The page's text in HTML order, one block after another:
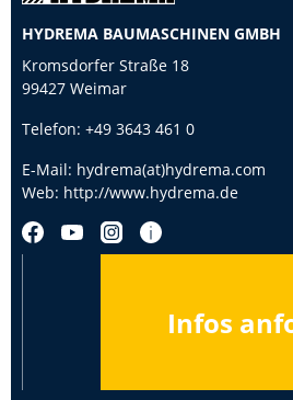
HYDREMA BAUMASCHINEN GMBH
Kromsdorfer Straße 18
99427 Weimar
Telefon: +49 3643 461 0
E-Mail: hydrema(at)hydrema.com
Web: http://www.hydrema.de
Infos